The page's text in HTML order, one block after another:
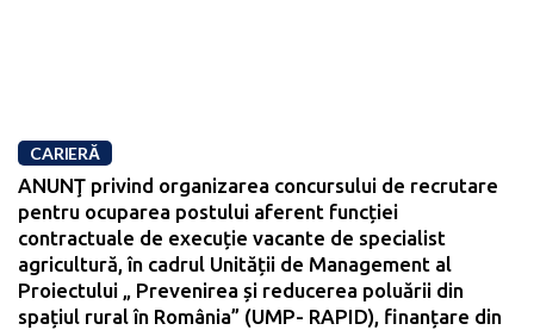
CARIERĂ
ANUNŢ privind organizarea concursului de recrutare
pentru ocuparea postului aferent funcției
contractuale de execuție vacante de specialist
agricultură, în cadrul Unității de Management al
Proiectului „ Prevenirea și reducerea poluării din
spațiul rural în România” (UMP- RAPID), finanțare din